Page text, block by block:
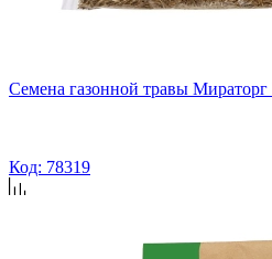
Семена газонной травы
Код: 78319